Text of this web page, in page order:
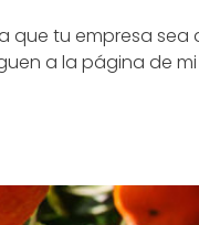
tu empresa sea
a la página de